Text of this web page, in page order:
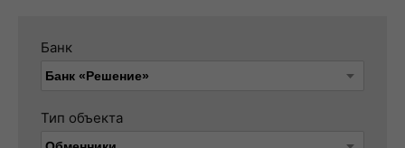
Банк
Тип объекта